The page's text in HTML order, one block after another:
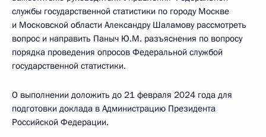
службы государственной статистики по городу Москве
и Московской области Александру Шаламову рассмотреть
вопрос и направить Паныч Ю.М. разъяснения по вопросу
порядка проведения опросов Федеральной службой
государственной статистики.
О выполнении доложить до 21 февраля 2024 года для
подготовки доклада в Администрацию Президента
Российской Федерации.